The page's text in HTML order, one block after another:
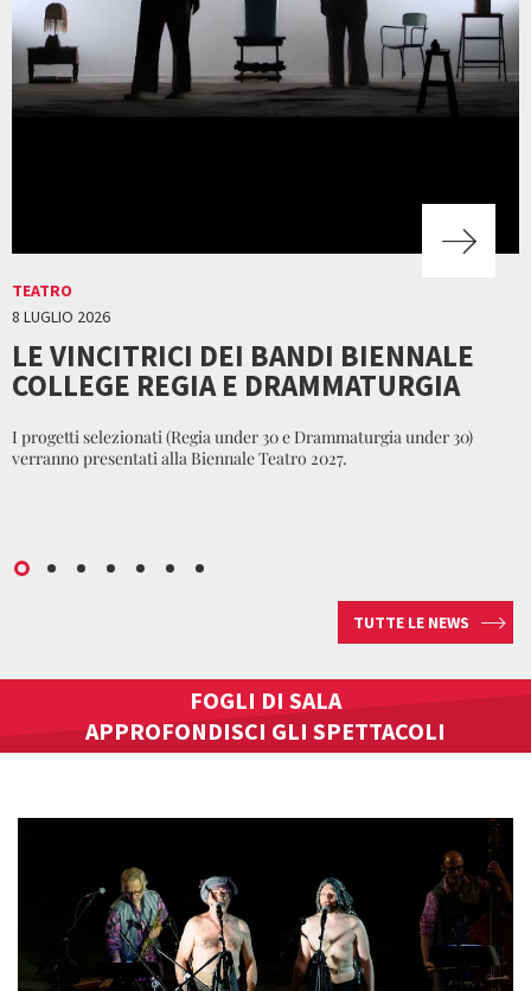
TEATRO
8 LUGLIO 2026
LE VINCITRICI DEI BANDI BIENNALE
COLLEGE REGIA E DRAMMATURGIA
I progetti selezionati (Regia under 30 e Drammaturgia under 30)
verranno presentati alla Biennale Teatro 2027.
TUTTE LE NEWS
FOGLI DI SALA
APPROFONDISCI GLI SPETTACOLI